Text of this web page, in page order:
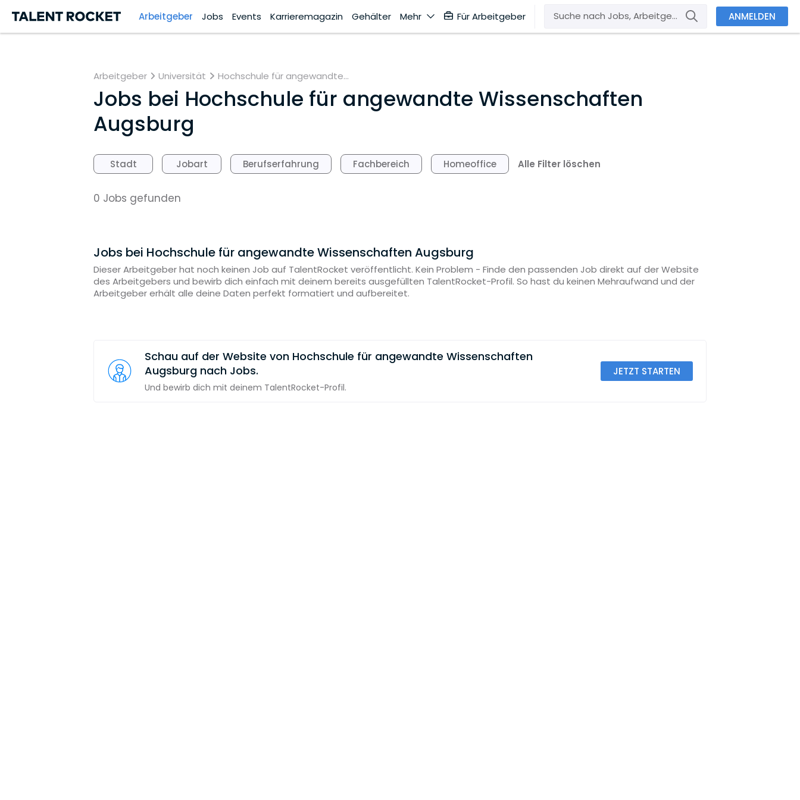
Arbeitgeber Jobs Events Karrieremagazin Gehälter Mehr Für Arbeitgeber ANMELDEN
Arbeitgeber Universität Hochschule für angewandte...
Jobs bei Hochschule für angewandte Wissenschaften
Augsburg
Stadt Jobart Berufserfahrung Fachbereich Homeoffice Alle Filter löschen
0 Jobs gefunden
Jobs bei Hochschule für angewandte Wissenschaften Augsburg
Dieser Arbeitgeber hat noch keinen Job auf TalentRocket veröffentlicht. Kein Problem - Finde den passenden Job direkt auf der Website
des Arbeitgebers und bewirb dich einfach mit deinem bereits ausgefüllten TalentRocket-Profil. So hast du keinen Mehraufwand und der
Arbeitgeber erhält alle deine Daten perfekt formatiert und aufbereitet.
Schau auf der Website von Hochschule für angewandte Wissenschaften
Augsburg nach Jobs.
Und bewirb dich mit deinem TalentRocket-Profil.
JETZT STARTEN